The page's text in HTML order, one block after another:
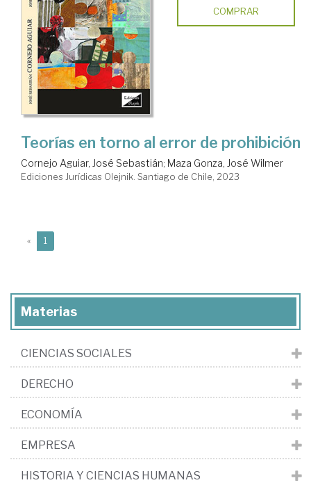
COMPRAR
Teorías en torno al error de prohibición
Cornejo Aguiar, José Sebastián; Maza Gonza, José Wilmer
Ediciones Jurídicas Olejnik. Santiago de Chile, 2023
« 1
Materias
CIENCIAS SOCIALES
DERECHO
ECONOMÍA
EMPRESA
HISTORIA Y CIENCIAS HUMANAS